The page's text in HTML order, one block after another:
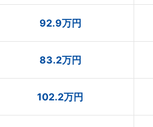
92.9万円
83.2万円
102.2万円